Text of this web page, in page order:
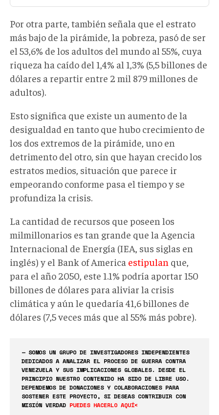
Por otra parte, también señala que el estrato
más bajo de la pirámide, la pobreza, pasó de ser
el 53,6% de los adultos del mundo al 55%, cuya
riqueza ha caído del 1,4% al 1,3% (5,5 billones de
dólares a repartir entre 2 mil 879 millones de
adultos).
Esto significa que existe un aumento de la
desigualdad en tanto que hubo crecimiento de
los dos extremos de la pirámide, uno en
detrimento del otro, sin que hayan crecido los
estratos medios, situación que parece ir
empeorando conforme pasa el tiempo y se
profundiza la crisis.
La cantidad de recursos que poseen los
milmillonarios es tan grande que la Agencia
Internacional de Energía (IEA, sus siglas en
inglés) y el Bank of America estipulan que,
para el año 2050, este 1.1% podría aportar 150
billones de dólares para aliviar la crisis
climática y aún le quedaría 41,6 billones de
dólares (7,5 veces más que al 55% más pobre).
— SOMOS UN GRUPO DE INVESTIGADORES INDEPENDIENTES
DEDICADOS A ANALIZAR EL PROCESO DE GUERRA CONTRA
VENEZUELA Y SUS IMPLICACIONES GLOBALES. DESDE EL
PRINCIPIO NUESTRO CONTENIDO HA SIDO DE LIBRE USO.
DEPENDEMOS DE DONACIONES Y COLABORACIONES PARA
SOSTENER ESTE PROYECTO, SI DESEAS CONTRIBUIR CON
MISIÓN VERDAD PUEDES HACERLO AQUÍ<